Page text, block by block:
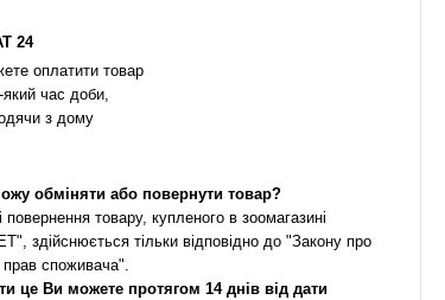
24
оплатити товар
час доби,
з дому
обміняти або повернути товар?
повернення товару, купленого в зоомагазині
здійснюється тільки відповідно до "Закону про
прав споживача".
це Ви можете протягом 14 днів від дати